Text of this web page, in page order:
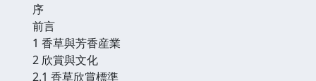
序
前言
1 香草與芳香産業
2 欣賞與文化
2.1 香草欣賞標準